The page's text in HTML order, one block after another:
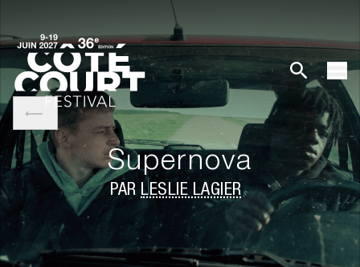
Supernova
PAR LESLIE LAGIER